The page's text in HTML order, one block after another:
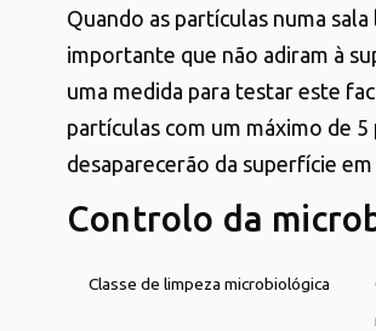
Quando as partículas numa
importante que não adiram à
uma medida para testar este
partículas com um máximo de
desaparecerão da superfície
Controlo da
Classe de limpeza microbiológica